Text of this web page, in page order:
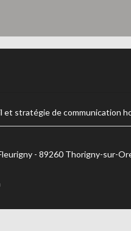
et stratégie de communication
- 89260 Thorigny-sur-